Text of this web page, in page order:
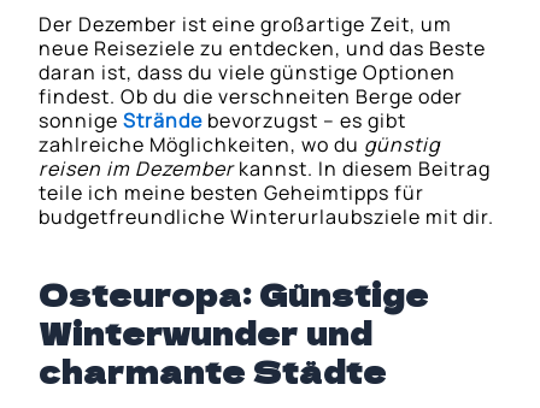
Der Dezember ist eine großartige Zeit, um
neue Reiseziele zu entdecken, und das Beste
daran ist, dass du viele günstige Optionen
findest. Ob du die verschneiten Berge oder
sonnigeStrände bevorzugst – es gibt
zahlreiche Möglichkeiten, wo du günstig
reisen im Dezemberkannst. In diesem Beitrag
teile ich meine besten Geheimtipps für
budgetfreundliche Winterurlaubsziele mit dir.
Osteuropa: Günstige
Winterwunder und
charmante Städte